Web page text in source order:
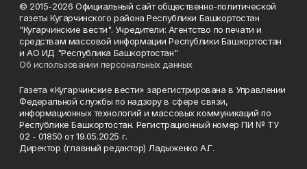
© 2015-2026 Официальный сайт общественно-политической
газеты Кугарчинского района Республики Башкортостан
"Кугарчинские вести". Учредители: Агентство по печати и
средствам массовой информации Республики Башкортостан
и АО ИД "Республика Башкортостан"
Об использовании персональных данных
Газета «Кугарчинские вести» зарегистрирована в Управлении
Федеральной службы по надзору в сфере связи,
информационных технологий и массовых коммуникаций по
Республике Башкортостан. Регистрационный номер ПИ № ТУ
02 - 01850 от 19.05.2025 г.
Директор (главный редактор) Ладыженко А.Г.